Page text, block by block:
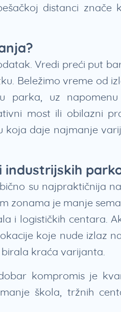
distanci znače
Vredi preći put
Beležimo vreme od
parka, uz
most ili obilazni
koja daje najmanje
industrijskih
su najpraktičnija
zonama je manje
i logističkih centara.
koje nude izlaz
kraća varijanta.
kompromis je
škola, tržnih